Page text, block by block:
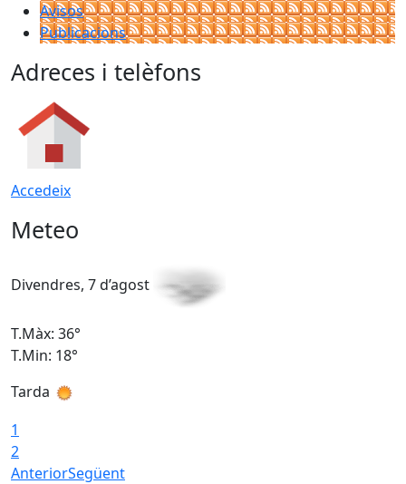
Avisos
Publicacions
Adreces i telèfons
Accedeix
Meteo
Divendres, 7 d’agost
T.Màx: 36°
T.Min: 18°
Tarda
1
2
AnteriorSegüent